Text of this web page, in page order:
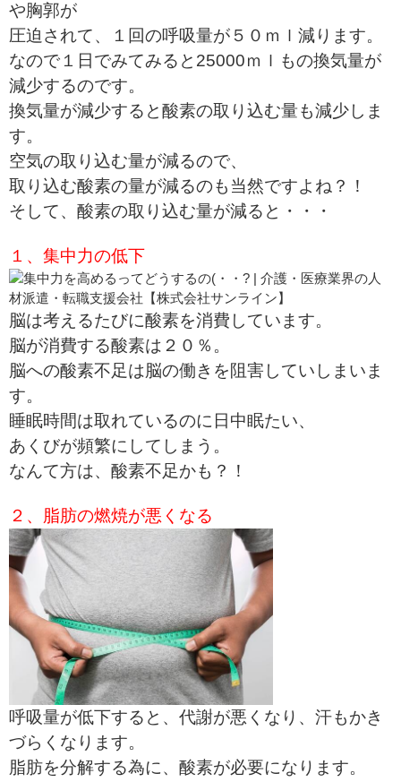
や胸郭が
圧迫されて、１回の呼吸量が５０ｍｌ減ります。
なので１日でみてみると25000ｍｌもの換気量が
減少するのです。
換気量が減少すると酸素の取り込む量も減少しま
す。
空気の取り込む量が減るので、
取り込む酸素の量が減るのも当然ですよね？！
そして、酸素の取り込む量が減ると・・・
１、集中力の低下
脳は考えるたびに酸素を消費しています。
脳が消費する酸素は２０％。
脳への酸素不足は脳の働きを阻害していしまいま
す。
睡眠時間は取れているのに日中眠たい、
あくびが頻繁にしてしまう。
なんて方は、酸素不足かも？！
２、脂肪の燃焼が悪くなる
呼吸量が低下すると、代謝が悪くなり、汗もかき
づらくなります。
脂肪を分解する為に、酸素が必要になります。